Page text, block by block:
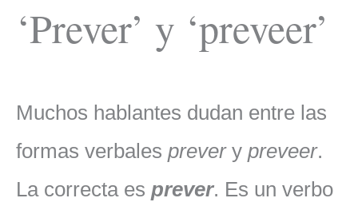
‘Prever’ y ‘preveer’
Muchos hablantes dudan entre las
formas verbales prevery preveer.
La correcta es prever. Es un verbo